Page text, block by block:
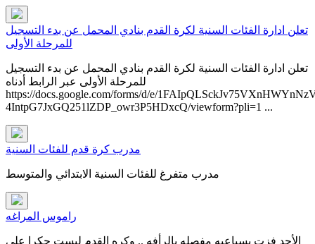
تعلن ادارة الفئات السنية لكرة القدم بنادي المحمل عن بدء التسجيل
للمرحلة الأولى
تعلن ادارة الفئات السنية لكرة القدم بنادي المحمل عن بدء التسجيل
للمرحلة الأولى عبر الرابط أدناه​
https://docs.google.com/forms/d/e/
4IntpG7JxGQ251lZDP_owr3P5HDxcQ/viewform?pli=1 ...
مدرب كرة قدم للفئات السنية
راموس المراغه
الأحد فزت بسباعيه مفصله بالرأفه .. وكره القدم ليست حكرا على